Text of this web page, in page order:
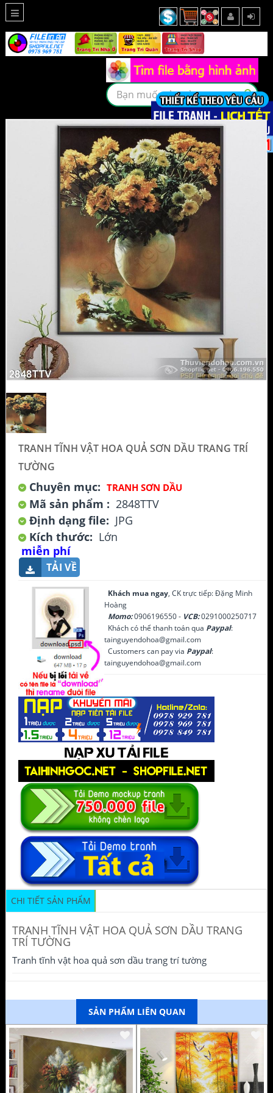
TRANH TĨNH VẬT HOA QUẢ SƠN DẦU TRANG TRÍ
TƯỜNG
Chuyên mục: TRANH SƠN DẦU
Mã sản phẩm : 2848TTV
Định dạng file: JPG
Kích thước: Lớn
miễn phí
TẢI VỀ
Khách mua ngay, CK trực tiếp: Đặng Minh
Hoàng
Momo:0906196550 - VCB:0291000250717
Khách có thể thanh toán qua Paypal:
tainguyendohoa@gmail.com
Customers can pay via Paypal:
tainguyendohoa@gmail.com
CHI TIẾT SẢN PHẨM
TRANH TĨNH VẬT HOA QUẢ SƠN DẦU TRANG
TRÍ TƯỜNG
Tranh tĩnh vật hoa quả sơn dầu trang trí tường
SẢN PHẨM LIÊN QUAN